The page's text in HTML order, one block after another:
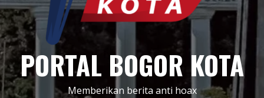
PORTAL BOGOR KOTA
Memberikan berita anti hoax